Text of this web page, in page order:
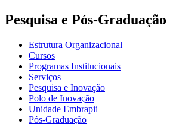
Pesquisa e Pós-Graduação
Estrutura Organizacional
Cursos
Programas Institucionais
Serviços
Pesquisa e Inovação
Polo de Inovação
Unidade Embrapii
Pós-Graduação